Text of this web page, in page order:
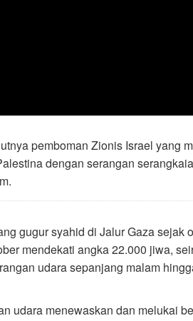
pemboman Zionis Israel yang
dengan serangan
gugur syahid di Jalur Gaza sejak
mendekati angka 22.000 jiwa,
udara sepanjang malam
udara menewaskan dan melukai